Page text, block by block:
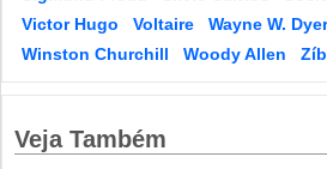
Victor Hugo
Voltaire Wayne W. Dyer
Winston Churchill
Woody Allen
Veja Também